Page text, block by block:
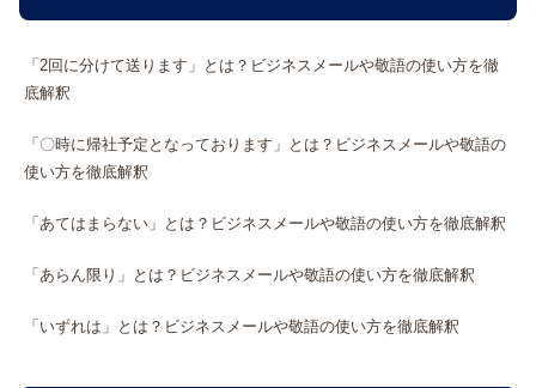
「2回に分けて送ります」とは？ビジネスメールや敬語の使い方を徹
底解釈
「〇時に帰社予定となっております」とは？ビジネスメールや敬語の
使い方を徹底解釈
「あてはまらない」とは？ビジネスメールや敬語の使い方を徹底解釈
「あらん限り」とは？ビジネスメールや敬語の使い方を徹底解釈
「いずれは」とは？ビジネスメールや敬語の使い方を徹底解釈